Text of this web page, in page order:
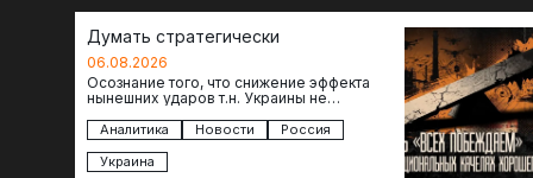
Думать стратегически
06.08.2026
Осознание того, что снижение эффекта
нынешних ударов т.н. Украины не
— повод задаться вопросом: что делать…
Аналитика Новости
Россия
Украина